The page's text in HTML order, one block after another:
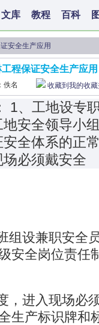
文库 教程 百科
安全生产应用
程保证安全生产应用
佚名 收藏到我的收
1、工地设专
安全领导小
全体系的正
必须戴安全
组设兼职安全
安全岗位责任
，进入现场必
生产标识牌和